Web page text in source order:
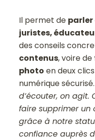
Il permet de parler
juristes,
des conseils
contenus, voire de
photo en deux
numérique
d’écouter, on agit.
faire supprimer un
grâce à notre
confiance auprès